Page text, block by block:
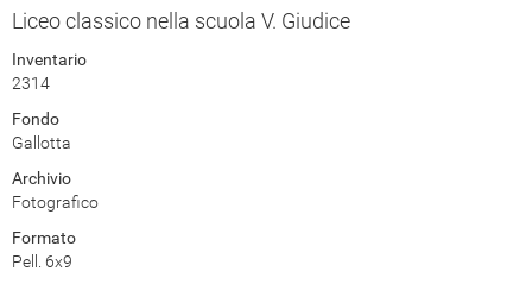
Liceo classico nella scuola V. Giudice
Inventario
2314
Fondo
Gallotta
Archivio
Fotografico
Formato
Pell. 6x9